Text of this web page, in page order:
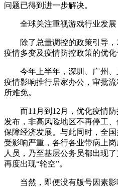
问题已得到进一步解决。
全球关注重视游戏行业发展
除了总量调控的政策引导，
疫情多变及疫情防控政策的优化
今年上半年，深圳、广州、
疫情影响推行居家办公，审批
所难免。
而11月到12月，优化疫情防
发布，非高风险地区不再停工
保障经济发展。与此同时，全
受影响严重，各行各业带病上
人员，乃至基层公务员都出现
再度出现“轮空”。
当然，即便没有版号因素影